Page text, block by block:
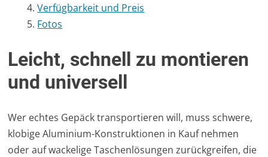
Verfügbarkeit und Preis
Fotos
Leicht, schnell zu montieren
und universell
Wer echtes Gepäck transportieren will, muss schwere,
klobige Aluminium-Konstruktionen in Kauf nehmen
oder auf wackelige Taschenlösungen zurückgreifen, die